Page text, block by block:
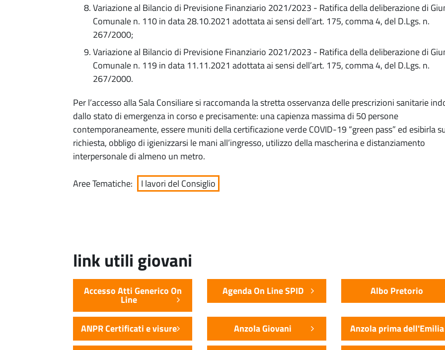
Variazione al Bilancio di Previsione Finanziario 2021/2023 - Ratifica della deliberazione di
Comunale n. 110 in data 28.10.2021 adottata ai sensi dell’art. 175, comma 4, del D.Lgs. n.
267/2000;
Variazione al Bilancio di Previsione Finanziario 2021/2023 - Ratifica della deliberazione di
Comunale n. 119 in data 11.11.2021 adottata ai sensi dell’art. 175, comma 4, del D.Lgs. n.
267/2000.
Per l’accesso alla Sala Consiliare si raccomanda la stretta osservanza delle prescrizioni sanitarie
dallo stato di emergenza in corso e precisamente: una capienza massima di 50 persone
contemporaneamente, essere muniti della certificazione verde COVID-19 “green pass” ed esibirla
richiesta, obbligo di igienizzarsi le mani all’ingresso, utilizzo della mascherina e distanziamento
interpersonale di almeno un metro.
Aree Tematiche: I lavori del Consiglio
link utili giovani
Accesso Atti Generico On
Line
Agenda On Line SPID Albo Pretorio
ANPR Certificati e visure Anzola Giovani Anzola prima dell'Emilia